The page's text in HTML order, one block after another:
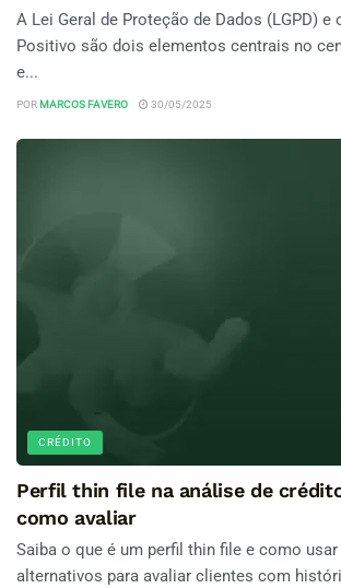
A Lei Geral de Proteção de Dados (LGPD) e
Positivo são dois elementos centrais no
e...
POR MARCOS FAVERO 30/05/2025
CRÉDITO
Perfil thin file na análise de
como avaliar
Saiba o que é um perfil thin file e como usar
alternativos para avaliar clientes com